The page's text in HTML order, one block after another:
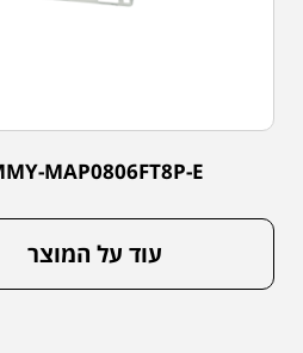
MAP0806FT8P-E
עוד על המוצר